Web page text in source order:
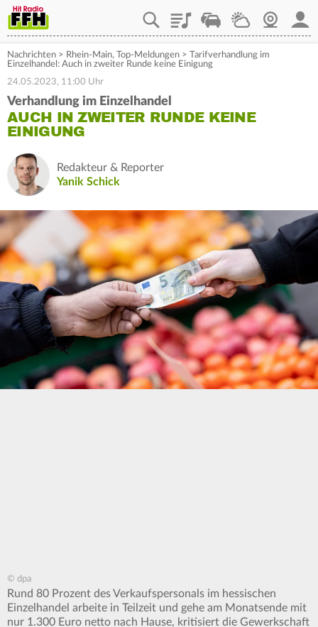
PlaylistStaupilotWetterWebcam
Nachrichten > Rhein-Main, Top-Meldungen > Tarifverhandlung im
Einzelhandel: Auch in zweiter Runde keine Einigung
24.05.2023, 11:00 Uhr
Verhandlung im Einzelhandel
AUCH IN ZWEITER RUNDE KEINE
EINIGUNG
Redakteur & Reporter
Yanik Schick
© dpa
Rund 80 Prozent des Verkaufspersonals im hessischen
Einzelhandel arbeite in Teilzeit und gehe am Monatsende mit
nur 1.300 Euro netto nach Hause, kritisiert die Gewerkschaft